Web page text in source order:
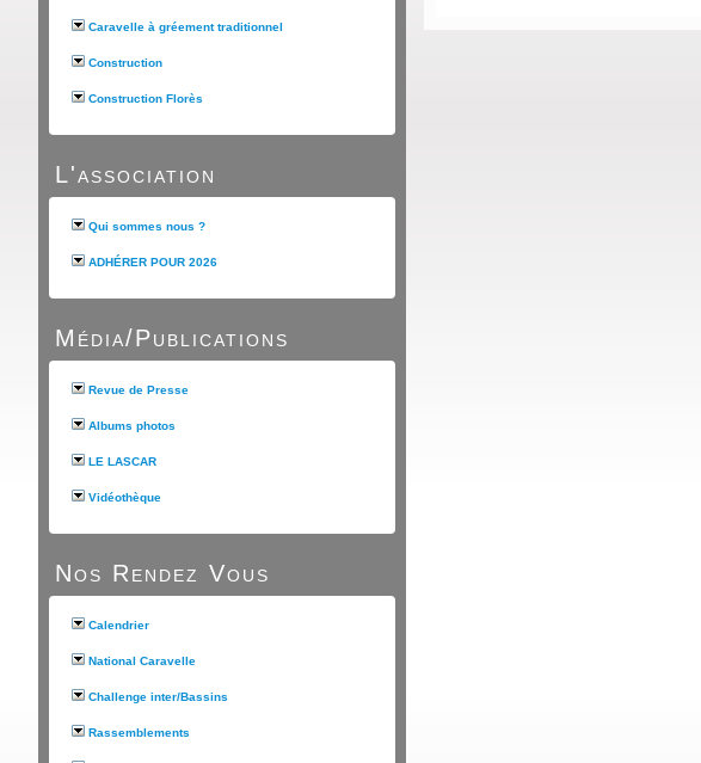
Caravelle à gréement traditionnel
Construction
Construction Florès
L'association
Qui sommes nous ?
ADHÉRER POUR 2026
Média/Publications
Revue de Presse
Albums photos
LE LASCAR
Vidéothèque
Nos Rendez Vous
Calendrier
National Caravelle
Challenge inter/Bassins
Rassemblements